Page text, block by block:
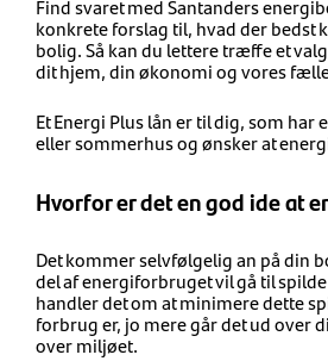
Find svaret med Santanders
konkrete forslag til, hvad der bedst
bolig. Så kan du lettere træffe et
dit hjem, din økonomi og vores
Et Energi Plus lån er til dig, som har
eller sommerhus og ønsker at
Hvorfor er det en god ide at
Det kommer selvfølgelig an på din
del af energiforbruget vil gå til
handler det om at minimere dette
forbrug er, jo mere går det ud over
over miljøet.